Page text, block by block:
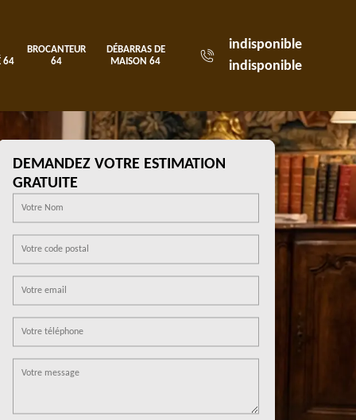
64
BROCANTEUR
64
DÉBARRAS DE
MAISON 64
indisponible
indisponible
DEMANDEZ VOTRE ESTIMATION
GRATUITE